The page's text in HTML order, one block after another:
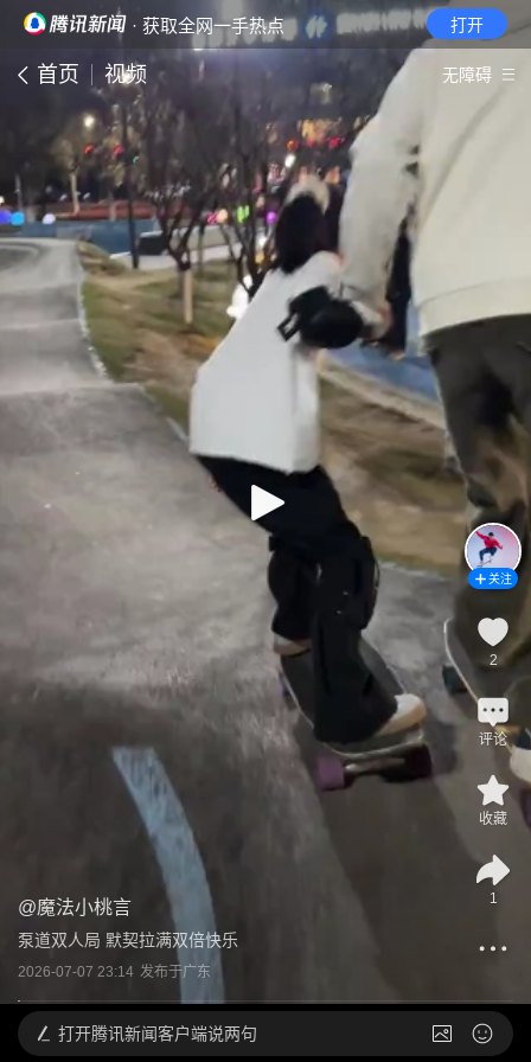
· 获取全网一手热点 打开
首页 视频 无障碍
@魔法小桃言
泵道双人局 默契拉满双倍快乐
2026-07-07 23:14 发布于广东
关注
2
评论
收藏
1
打开腾讯新闻客户端说两句